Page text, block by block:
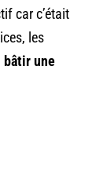
car c’était
les
bâtir une